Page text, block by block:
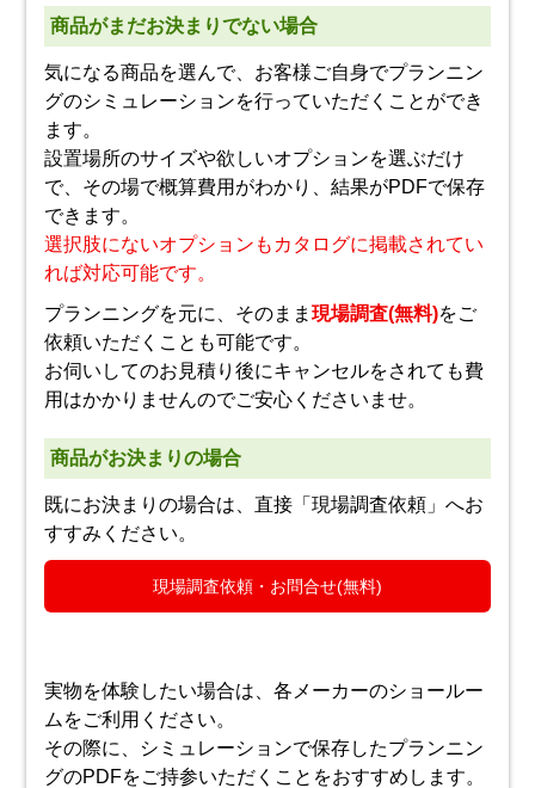
商品がまだお決まりでない場合
気になる商品を選んで、お客様ご自身でプランニン
グのシミュレーションを行っていただくことができ
ます。
設置場所のサイズや欲しいオプションを選ぶだけ
で、その場で概算費用がわかり、結果がPDFで保存
できます。
選択肢にないオプションもカタログに掲載されてい
れば対応可能です。
プランニングを元に、そのまま現場調査(無料)をご
依頼いただくことも可能です。
お伺いしてのお見積り後にキャンセルをされても費
用はかかりませんのでご安心くださいませ。
商品がお決まりの場合
既にお決まりの場合は、直接「現場調査依頼」へお
すすみください。
現場調査依頼・お問合せ(無料)
実物を体験したい場合は、各メーカーのショールー
ムをご利用ください。
その際に、シミュレーションで保存したプランニン
グのPDFをご持参いただくことをおすすめします。